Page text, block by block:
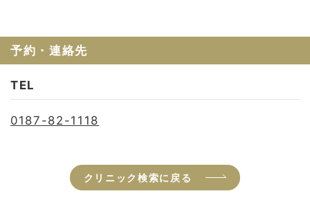
予約・連絡先
TEL
0187-82-1118
クリニック検索に戻る